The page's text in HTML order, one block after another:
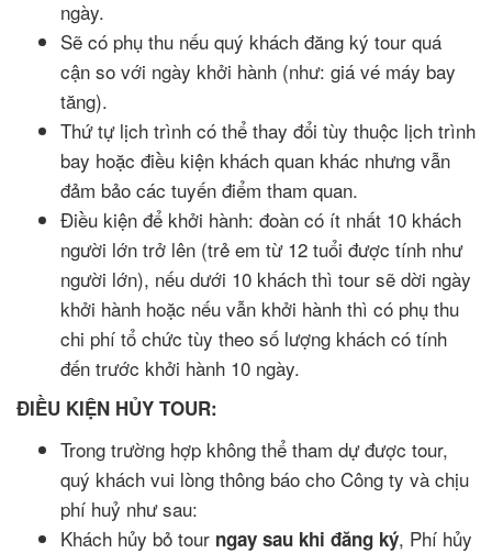
ngày.
Sẽ có phụ thu nếu quý khách đăng ký tour quá
cận so với ngày khởi hành (như: giá vé máy bay
tăng).
Thứ tự lịch trình có thể thay đổi tùy thuộc lịch trình
bay hoặc điều kiện khách quan khác nhưng vẫn
đảm bảo các tuyến điểm tham quan.
Điều kiện để khởi hành: đoàn có ít nhất 10 khách
người lớn trở lên (trẻ em từ 12 tuổi được tính như
người lớn), nếu dưới 10 khách thì tour sẽ dời ngày
khởi hành hoặc nếu vẫn khởi hành thì có phụ thu
chi phí tổ chức tùy theo số lượng khách có tính
đến trước khởi hành 10 ngày.
ĐIỀU KIỆN HỦY TOUR:
Trong trường hợp không thể tham dự được tour,
quý khách vui lòng thông báo cho Công ty và chịu
phí huỷ như sau:
Khách hủy bỏ tour ngay sau khi đăng ký, Phí hủy